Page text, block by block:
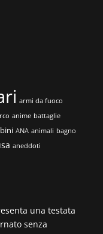
armi da fuoco
anime battaglie
ANA animali bagno
aneddoti
una testata
senza